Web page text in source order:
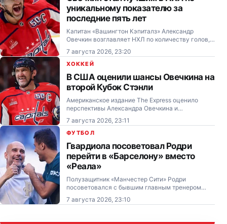
уникальному показателю за
последние пять лет
Капитан «Вашингтон Кэпиталз» Александр
Овечкин возглавляет НХЛ по количеству голов,
заброшенных из левого круга вбрасывания за
последние пять лет.
7 августа 2026, 23:20
ХОККЕЙ
В США оценили шансы Овечкина на
второй Кубок Стэнли
Американское издание The Express оценило
перспективы Александра Овечкина и
«Вашингтон Кэпиталз» в предстоящем сезоне
НХЛ.
7 августа 2026, 23:11
ФУТБОЛ
Гвардиола посоветовал Родри
перейти в «Барселону» вместо
«Реала»
Полузащитник «Манчестер Сити» Родри
посоветовался с бывшим главным тренером
команды Пепом Гвардиолой перед возможным
возвращением в Испанию.
7 августа 2026, 23:10